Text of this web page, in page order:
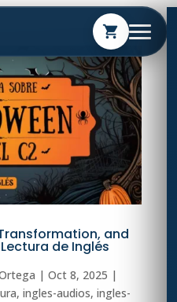
shopping_cart
and
de Inglés
| Oct 8, 2025 |
, ingles-audios, ingles-